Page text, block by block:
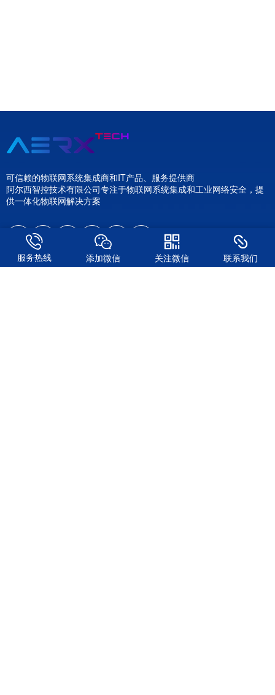
可信赖的物联网系统集成商和IT产品、服务提供商
阿尔西智控技术有限公司专注于物联网系统集成和工业网络安全，提
供一体化物联网解决方案
服务热线 添加微信 关注微信 联系我们